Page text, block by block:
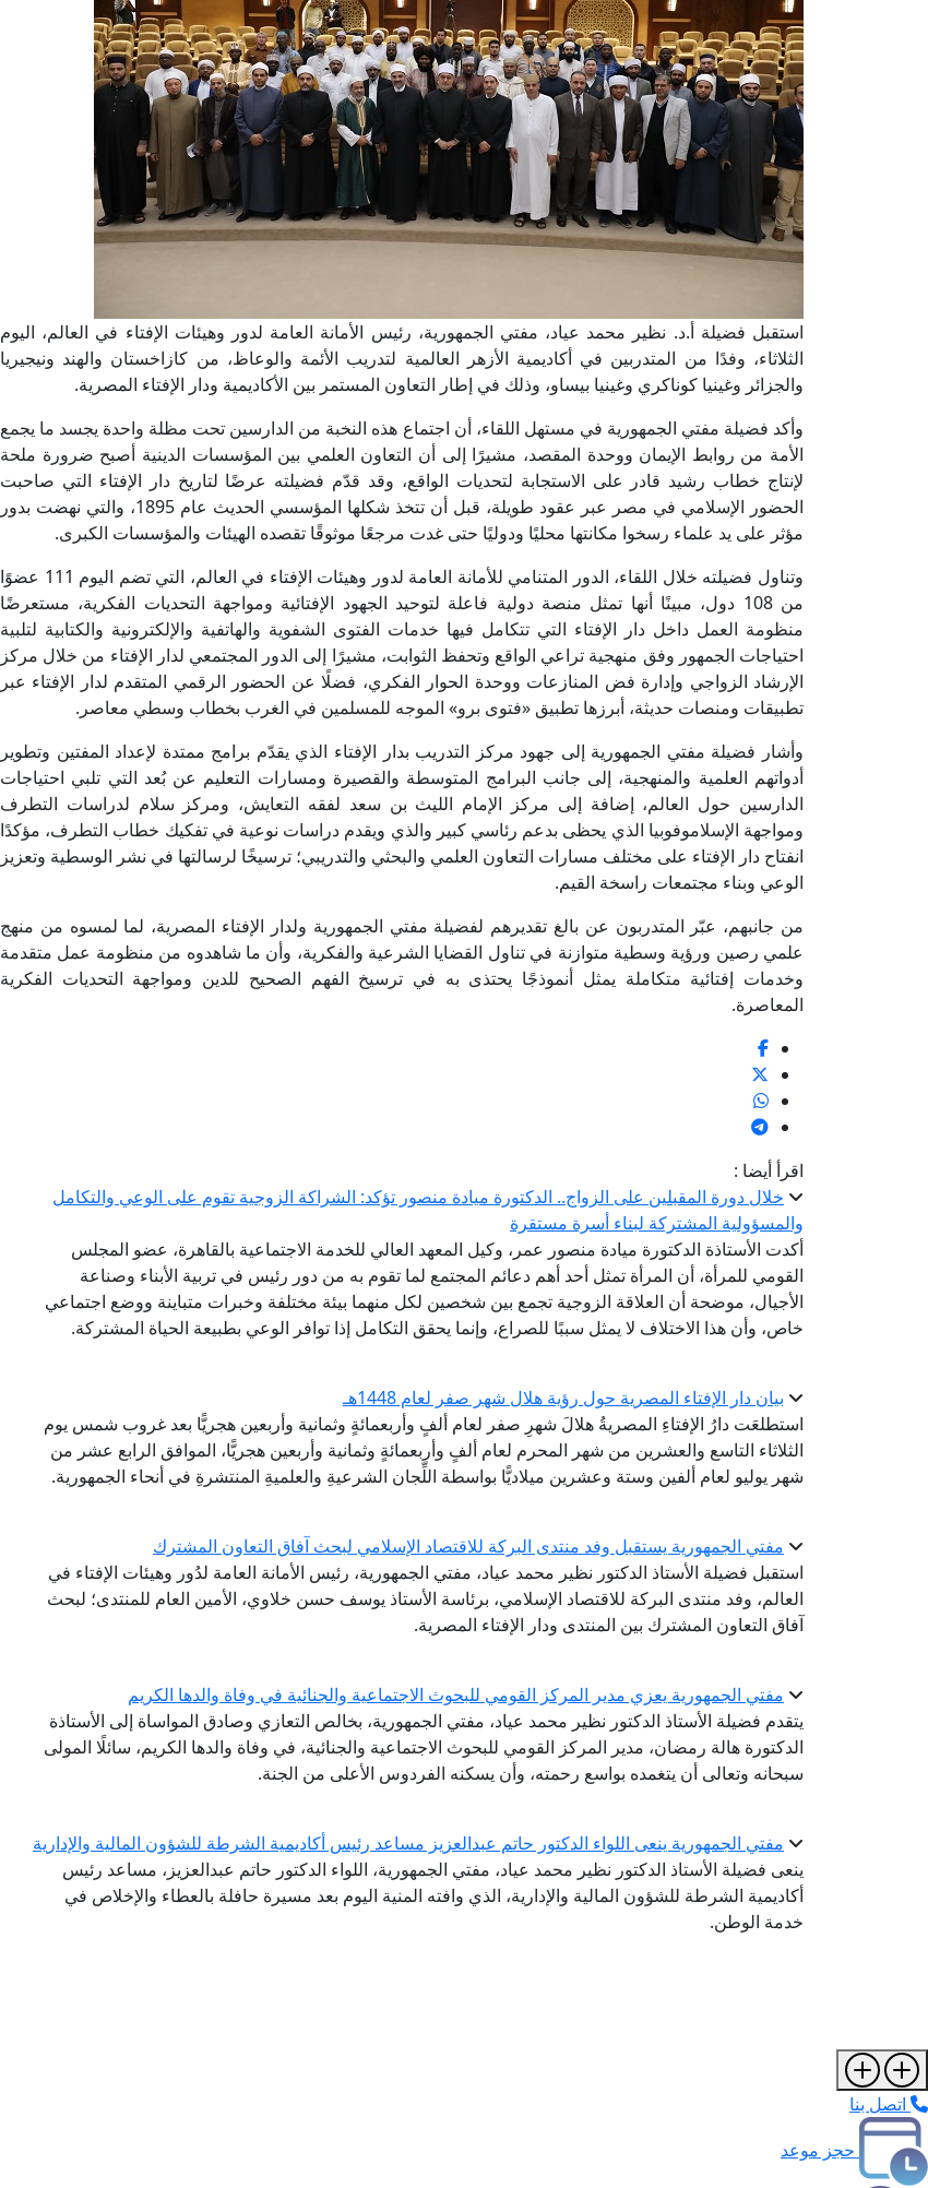
استقبل فضيلة أ.د. نظير محمد عياد، مفتي الجمهورية، رئيس الأمانة العامة لدور وهيئات الإفتاء في العالم، اليوم
الثلاثاء، وفدًا من المتدربين في أكاديمية الأزهر العالمية لتدريب الأئمة والوعاظ، من كازاخستان والهند ونيجيريا
والجزائر وغينيا كوناكري وغينيا بيساو، وذلك في إطار التعاون المستمر بين الأكاديمية ودار الإفتاء المصرية.
وأكد فضيلة مفتي الجمهورية في مستهل اللقاء، أن اجتماع هذه النخبة من الدارسين تحت مظلة واحدة يجسد ما يجمع
الأمة من روابط الإيمان ووحدة المقصد، مشيرًا إلى أن التعاون العلمي بين المؤسسات الدينية أصبح ضرورة ملحة
لإنتاج خطاب رشيد قادر على الاستجابة لتحديات الواقع، وقد قدّم فضيلته عرضًا لتاريخ دار الإفتاء التي صاحبت
الحضور الإسلامي في مصر عبر عقود طويلة، قبل أن تتخذ شكلها المؤسسي الحديث عام 1895، والتي نهضت بدور
مؤثر على يد علماء رسخوا مكانتها محليًا ودوليًا حتى غدت مرجعًا موثوقًا تقصده الهيئات والمؤسسات الكبرى.
وتناول فضيلته خلال اللقاء، الدور المتنامي للأمانة العامة لدور وهيئات الإفتاء في العالم، التي تضم اليوم 111 عضوًا
من 108 دول، مبينًا أنها تمثل منصة دولية فاعلة لتوحيد الجهود الإفتائية ومواجهة التحديات الفكرية، مستعرضًا
منظومة العمل داخل دار الإفتاء التي تتكامل فيها خدمات الفتوى الشفوية والهاتفية والإلكترونية والكتابية لتلبية
احتياجات الجمهور وفق منهجية تراعي الواقع وتحفظ الثوابت، مشيرًا إلى الدور المجتمعي لدار الإفتاء من خلال مركز
الإرشاد الزواجي وإدارة فض المنازعات ووحدة الحوار الفكري، فضلًا عن الحضور الرقمي المتقدم لدار الإفتاء عبر
تطبيقات ومنصات حديثة، أبرزها تطبيق «فتوى برو» الموجه للمسلمين في الغرب بخطاب وسطي معاصر.
وأشار فضيلة مفتي الجمهورية إلى جهود مركز التدريب بدار الإفتاء الذي يقدّم برامج ممتدة لإعداد المفتين وتطوير
أدواتهم العلمية والمنهجية، إلى جانب البرامج المتوسطة والقصيرة ومسارات التعليم عن بُعد التي تلبي احتياجات
الدارسين حول العالم، إضافة إلى مركز الإمام الليث بن سعد لفقه التعايش، ومركز سلام لدراسات التطرف
ومواجهة الإسلاموفوبيا الذي يحظى بدعم رئاسي كبير والذي ويقدم دراسات نوعية في تفكيك خطاب التطرف، مؤكدًا
انفتاح دار الإفتاء على مختلف مسارات التعاون العلمي والبحثي والتدريبي؛ ترسيخًا لرسالتها في نشر الوسطية وتعزيز
الوعي وبناء مجتمعات راسخة القيم.
من جانبهم، عبّر المتدربون عن بالغ تقديرهم لفضيلة مفتي الجمهورية ولدار الإفتاء المصرية، لما لمسوه من منهج
علمي رصين ورؤية وسطية متوازنة في تناول القضايا الشرعية والفكرية، وأن ما شاهدوه من منظومة عمل متقدمة
وخدمات إفتائية متكاملة يمثل أنموذجًا يحتذى به في ترسيخ الفهم الصحيح للدين ومواجهة التحديات الفكرية
المعاصرة.
اقرأ أيضا :
خلال دورة المقبلين على الزواج.. الدكتورة ميادة منصور تؤكد: الشراكة الزوجية تقوم على الوعي والتكامل
والمسؤولية المشتركة لبناء أسرة مستقرة
أكدت الأستاذة الدكتورة ميادة منصور عمر، وكيل المعهد العالي للخدمة الاجتماعية بالقاهرة، عضو المجلس
القومي للمرأة، أن المرأة تمثل أحد أهم دعائم المجتمع لما تقوم به من دور رئيس في تربية الأبناء وصناعة
الأجيال، موضحة أن العلاقة الزوجية تجمع بين شخصين لكل منهما بيئة مختلفة وخبرات متباينة ووضع اجتماعي
خاص، وأن هذا الاختلاف لا يمثل سببًا للصراع، وإنما يحقق التكامل إذا توافر الوعي بطبيعة الحياة المشتركة.
بيان دار الإفتاء المصرية حول رؤية هلال شهر صفر لعام 1448هـ
استطلعَت دارُ الإفتاءِ المصريةُ هلالَ شهرِ صفر لعام ألفٍ وأربعمائةٍ وثمانية وأربعين هجريًّا بعد غروب شمس يوم
الثلاثاء التاسع والعشرين من شهر المحرم لعام ألفٍ وأربعمائةٍ وثمانية وأربعين هجريًّا، الموافق الرابع عشر من
شهر يوليو لعام ألفين وستة وعشرين ميلاديًّا بواسطة اللِّجان الشرعيةِ والعلميةِ المنتشرةِ في أنحاء الجمهورية.
مفتي الجمهورية يستقبل وفد منتدى البركة للاقتصاد الإسلامي لبحث آفاق التعاون المشترك
استقبل فضيلة الأستاذ الدكتور نظير محمد عياد، مفتي الجمهورية، رئيس الأمانة العامة لدُور وهيئات الإفتاء في
العالم، وفد منتدى البركة للاقتصاد الإسلامي، برئاسة الأستاذ يوسف حسن خلاوي، الأمين العام للمنتدى؛ لبحث
آفاق التعاون المشترك بين المنتدى ودار الإفتاء المصرية.
مفتي الجمهورية يعزي مدير المركز القومي للبحوث الاجتماعية والجنائية في وفاة والدها الكريم
يتقدم فضيلة الأستاذ الدكتور نظير محمد عياد، مفتي الجمهورية، بخالص التعازي وصادق المواساة إلى الأستاذة
الدكتورة هالة رمضان، مدير المركز القومي للبحوث الاجتماعية والجنائية، في وفاة والدها الكريم، سائلًا المولى
سبحانه وتعالى أن يتغمده بواسع رحمته، وأن يسكنه الفردوس الأعلى من الجنة.
مفتي الجمهورية ينعى اللواء الدكتور حاتم عبدالعزيز مساعد رئيس أكاديمية الشرطة للشؤون المالية والإدارية
ينعى فضيلة الأستاذ الدكتور نظير محمد عياد، مفتي الجمهورية، اللواء الدكتور حاتم عبدالعزيز، مساعد رئيس
أكاديمية الشرطة للشؤون المالية والإدارية، الذي وافته المنية اليوم بعد مسيرة حافلة بالعطاء والإخلاص في
خدمة الوطن.
اتصل بنا
حجز موعد